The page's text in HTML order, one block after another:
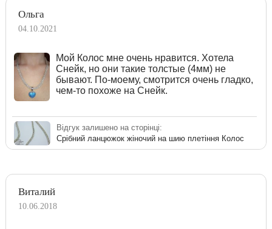
Ольга
04.10.2021
Мой Колос мне очень нравится. Хотела
Снейк, но они такие толстые (4мм) не
бывают. По-моему, смотрится очень гладко,
чем-то похоже на Снейк.
Відгук залишено на сторінці:
Срібний ланцюжок жіночий на шию плетіння Колос
Виталий
10.06.2018